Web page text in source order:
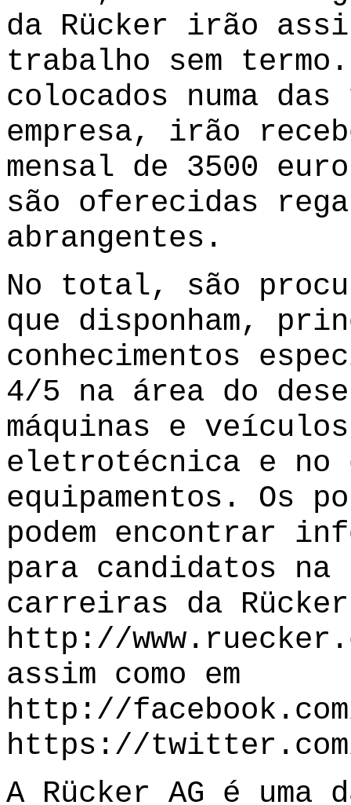
da Rücker irão
trabalho sem
colocados numa
empresa, irão
mensal de 3500
são oferecidas
abrangentes.
No total, são
que disponham,
conhecimentos
4/5 na área do
máquinas e
eletrotécnica e no
equipamentos. Os
podem encontrar
para candidatos
carreiras da Rücker
http://
assim como em
http://
https://
A Rücker AG é uma